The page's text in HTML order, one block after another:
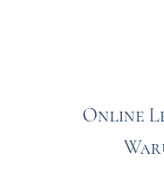
Online